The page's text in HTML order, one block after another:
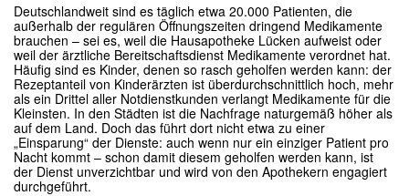
Deutschlandweit sind es täglich etwa 20.000 Patienten, die
außerhalb der regulären Öffnungszeiten dringend Medikamente
brauchen – sei es, weil die Hausapotheke Lücken aufweist oder
weil der ärztliche Bereitschaftsdienst Medikamente verordnet hat.
Häufig sind es Kinder, denen so rasch geholfen werden kann: der
Rezeptanteil von Kinderärzten ist überdurchschnittlich hoch, mehr
als ein Drittel aller Notdienstkunden verlangt Medikamente für die
Kleinsten. In den Städten ist die Nachfrage naturgemäß höher als
auf dem Land. Doch das führt dort nicht etwa zu einer
„Einsparung“ der Dienste: auch wenn nur ein einziger Patient pro
Nacht kommt – schon damit diesem geholfen werden kann, ist
der Dienst unverzichtbar und wird von den Apothekern engagiert
durchgeführt.